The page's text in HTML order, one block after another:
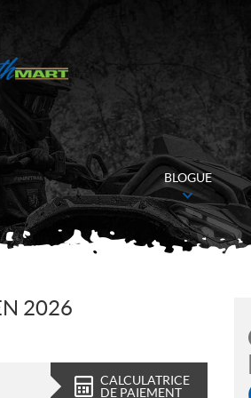
BLOGUE
2026
CALCULATRICE
DE PAIEMENT